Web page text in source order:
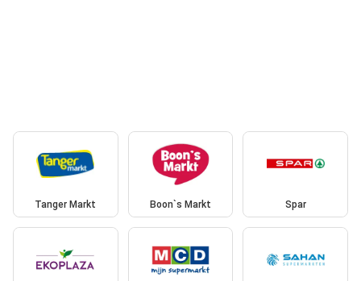
Tanger Markt Boon`s Markt Spar